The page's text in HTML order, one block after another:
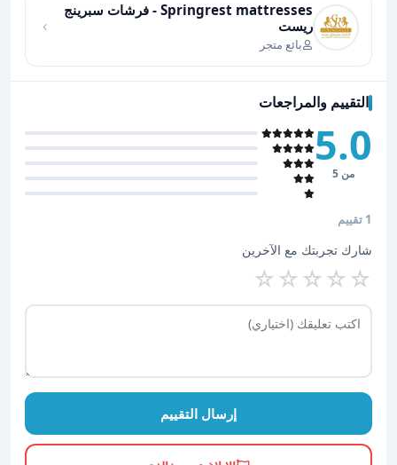
Springrest mattresses - فرشات سبرينج
ريست
بائع متجر
التقييم والمراجعات
5.0
من 5
1 تقييم
شارك تجربتك مع الآخرين
☆
☆
☆
☆
☆
إرسال التقييم